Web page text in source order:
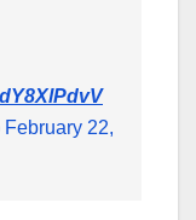
February 22,